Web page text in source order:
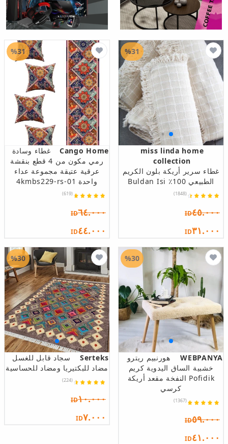
miss linda home
collection
غطاء سرير أريكة بلون الكريم
الطبيعي 100٪ Buldan Isi
(1848)
ID٤٥.٠٠٠
ID٣١.٠٠٠
%31
Cango Home
غطاء وسادة
رمي مكون من 4 قطع بنقشة
عرقية عتيقة مجموعة عداء
واحدة 4kmbs229-rs-01
(619)
ID٦٤.٠٠٠
ID٤٤.٠٠٠
%31
WEBPANYA
هورنبيم ريترو
خشبية الساق اليدوية كريم
Pofidik النفخة مقعد أريكة
كرسي
(1367)
ID٥٩.٠٠٠
ID٤١.٠٠٠
%30
Serteks
سجاد قابل للغسل
مضاد للبكتيريا ومضاد للحساسية
(224)
ID١٠.٠٠٠
ID٧.٠٠٠
%30